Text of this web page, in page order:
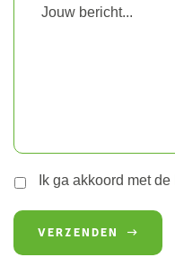
Untitled *
Ik ga akkoord met de
VERZENDEN